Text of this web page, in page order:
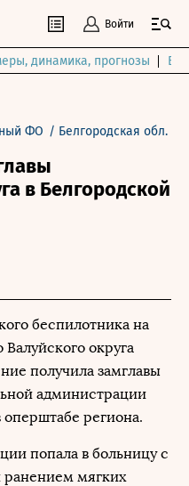
Войти
динамика, прогнозы
ФО / Белгородская обл.
в Белгородской
беспилотника на
округа
получила замглавы
администрации
оперштабе региона.
попала в больницу с
мягких